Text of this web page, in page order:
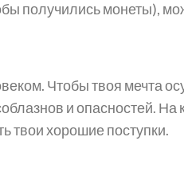
получились монеты),
Чтобы твоя мечта
и опасностей. На
твои хорошие поступки.